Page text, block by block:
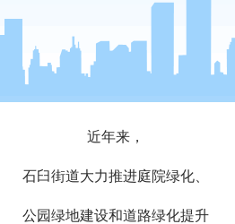
近年来，
石臼街道大力推进庭院绿化、
公园绿地建设和道路绿化提升